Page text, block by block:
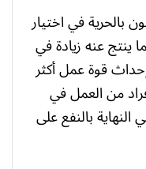
بالحرية في اختيار
ينتج عنه زيادة في
قوة عمل أكثر
من العمل في
النهاية بالنفع على